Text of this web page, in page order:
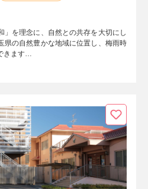
」を理念に、自然との共存を大切にし
県の自然豊かな地域に位置し、梅雨時
きます…